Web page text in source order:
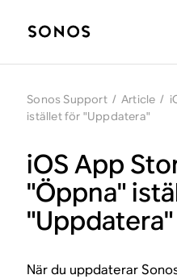
Sonos Support / Article /
istället för "Uppdatera"
iOS App
"Öppna"
"Uppdatera"
När du uppdaterar